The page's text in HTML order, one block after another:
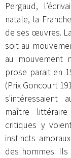
Pergaud,
natale, la
de ses œuvres.
soit au
au mouvement
prose parait en
(Prix Goncourt
s'intéressaient
maître
critiques y
instincts
des hommes.